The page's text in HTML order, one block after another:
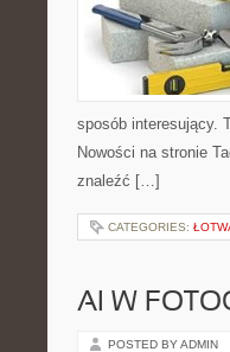
sposób interesujący.
Nowości na stronie
znaleźć […]
CATEGORIES:
AI W
POSTED BY ADMIN